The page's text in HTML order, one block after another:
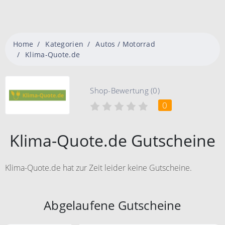
Home Kategorien
Autos / Motorrad
Klima-Quote.de
Shop-Bewertung (0)
0
Klima-Quote.de Gutscheine
Klima-Quote.de hat zur Zeit leider keine Gutscheine.
Abgelaufene Gutscheine